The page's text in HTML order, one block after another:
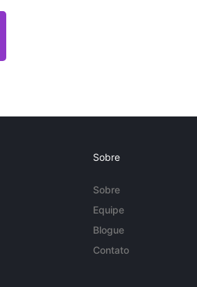
Sobre
Sobre
Equipe
Blogue
Contato